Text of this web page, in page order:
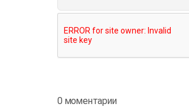
0 моментарии